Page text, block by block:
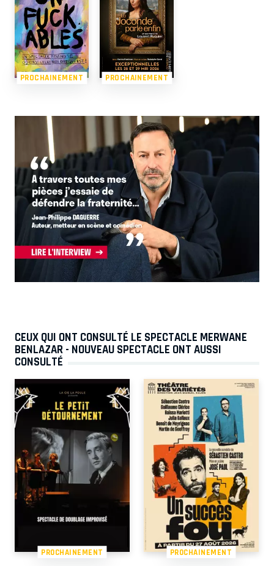
PROCHAINEMENT PROCHAINEMENT
CEUX QUI ONT CONSULTÉ LE SPECTACLE MERWANE
BENLAZAR - NOUVEAU SPECTACLE ONT AUSSI
CONSULTÉ
PROCHAINEMENT PROCHAINEMENT